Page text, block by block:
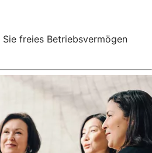
freies Betriebsvermögen